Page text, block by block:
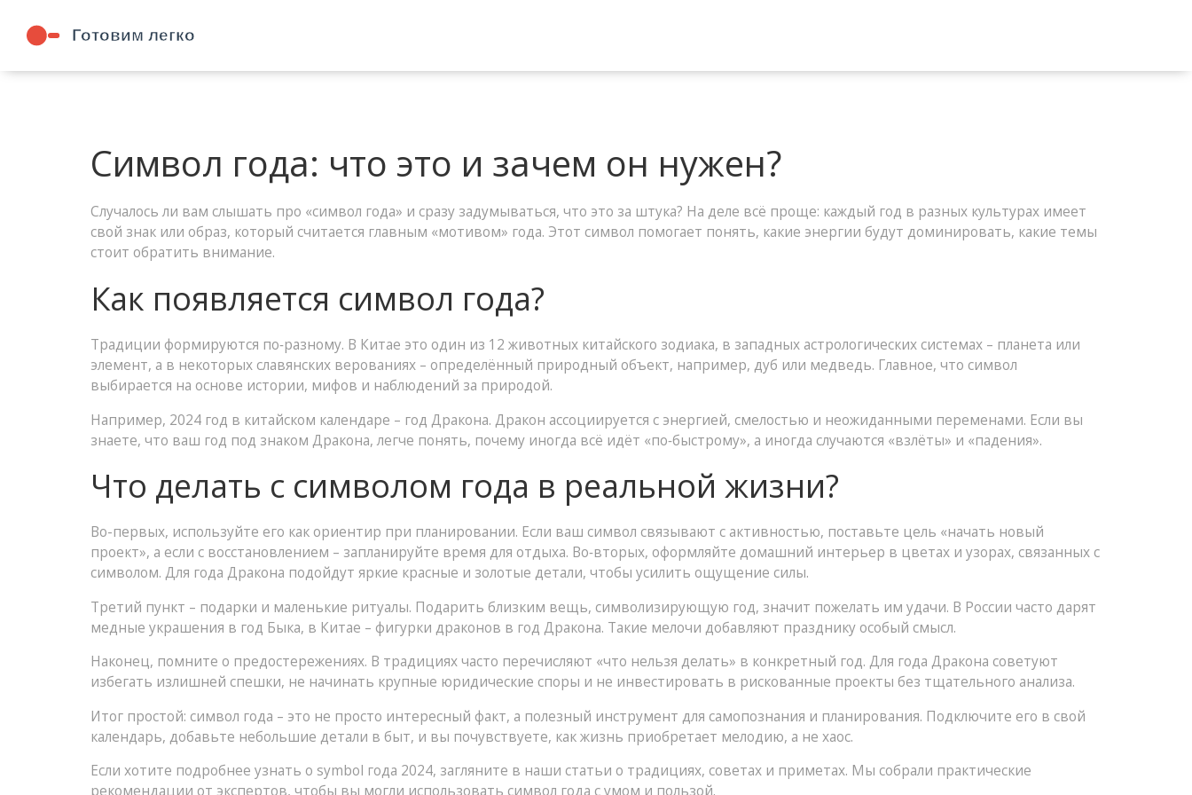
Символ года: что это и зачем он нужен?
Случалось ли вам слышать про «символ года» и сразу задумываться, что это за штука? На деле всё проще: каждый год в разных культурах имеет
свой знак или образ, который считается главным «мотивом» года. Этот символ помогает понять, какие энергии будут доминировать, какие темы
стоит обратить внимание.
Как появляется символ года?
Традиции формируются по‑разному. В Китае это один из 12 животных китайского зодиака, в западных астрологических системах – планета или
элемент, а в некоторых славянских верованиях – определённый природный объект, например, дуб или медведь. Главное, что символ
выбирается на основе истории, мифов и наблюдений за природой.
Например, 2024 год в китайском календаре – год Дракона. Дракон ассоциируется с энергией, смелостью и неожиданными переменами. Если вы
знаете, что ваш год под знаком Дракона, легче понять, почему иногда всё идёт «по‑быстрому», а иногда случаются «взлёты» и «падения».
Что делать с символом года в реальной жизни?
Во-первых, используйте его как ориентир при планировании. Если ваш символ связывают с активностью, поставьте цель «начать новый
проект», а если с восстановлением – запланируйте время для отдыха. Во‑вторых, оформляйте домашний интерьер в цветах и узорах, связанных с
символом. Для года Дракона подойдут яркие красные и золотые детали, чтобы усилить ощущение силы.
Третий пункт – подарки и маленькие ритуалы. Подарить близким вещь, символизирующую год, значит пожелать им удачи. В России часто дарят
медные украшения в год Быка, в Китае – фигурки драконов в год Дракона. Такие мелочи добавляют празднику особый смысл.
Наконец, помните о предостережениях. В традициях часто перечисляют «что нельзя делать» в конкретный год. Для года Дракона советуют
избегать излишней спешки, не начинать крупные юридические споры и не инвестировать в рискованные проекты без тщательного анализа.
Итог простой: символ года – это не просто интересный факт, а полезный инструмент для самопознания и планирования. Подключите его в свой
календарь, добавьте небольшие детали в быт, и вы почувствуете, как жизнь приобретает мелодию, а не хаос.
Если хотите подробнее узнать о symbol года 2024, загляните в наши статьи о традициях, советах и приметах. Мы собрали практические
рекомендации от экспертов, чтобы вы могли использовать символ года с умом и пользой.